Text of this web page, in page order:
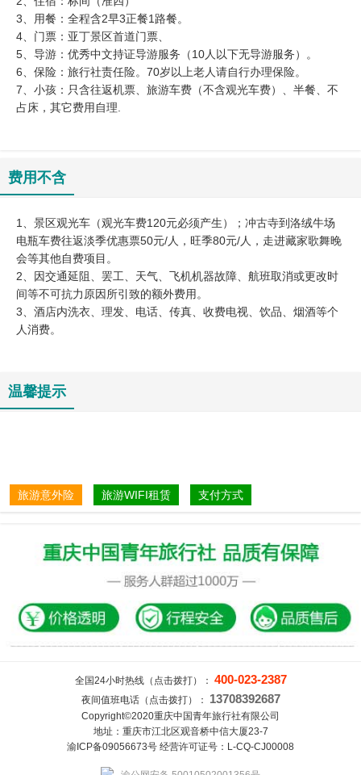
3、用餐：全程含2早3正餐1路餐。
4、门票：亚丁景区首道门票、
5、导游：优秀中文持证导游服务（10人以下无导游服务）。
6、保险：旅行社责任险。70岁以上老人请自行办理保险。
7、小孩：只含往返机票、旅游车费（不含观光车费）、半餐、不
占床，其它费用自理.
费用不含
1、景区观光车（观光车费120元必须产生）；冲古寺到洛绒牛场
电瓶车费往返淡季优惠票50元/人，旺季80元/人，走进藏家歌舞晚
会等其他自费项目。
2、因交通延阻、罢工、天气、飞机机器故障、航班取消或更改时
间等不可抗力原因所引致的额外费用。
3、酒店内洗衣、理发、电话、传真、收费电视、饮品、烟酒等个
人消费。
温馨提示
旅游意外险 旅游WIFI租赁 支付方式
全国24小时热线（点击拨打）： 400-023-2387
夜间值班电话（点击拨打）： 13708392687
Copyright©2020重庆中国青年旅行社有限公司
地址：重庆市江北区观音桥中信大厦23-7
渝ICP备09056673号 经营许可证号：L-CQ-CJ00008